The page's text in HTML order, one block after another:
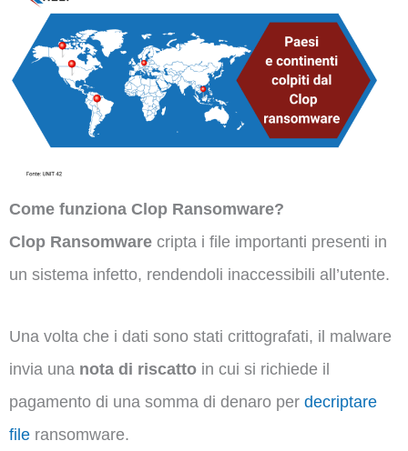
Come funziona Clop Ransomware?
Clop Ransomware cripta i file importanti presenti in
un sistema infetto, rendendoli inaccessibili all’utente.
Una volta che i dati sono stati crittografati, il malware
invia una nota di riscatto in cui si richiede il
pagamento di una somma di denaro per decriptare
file ransomware.